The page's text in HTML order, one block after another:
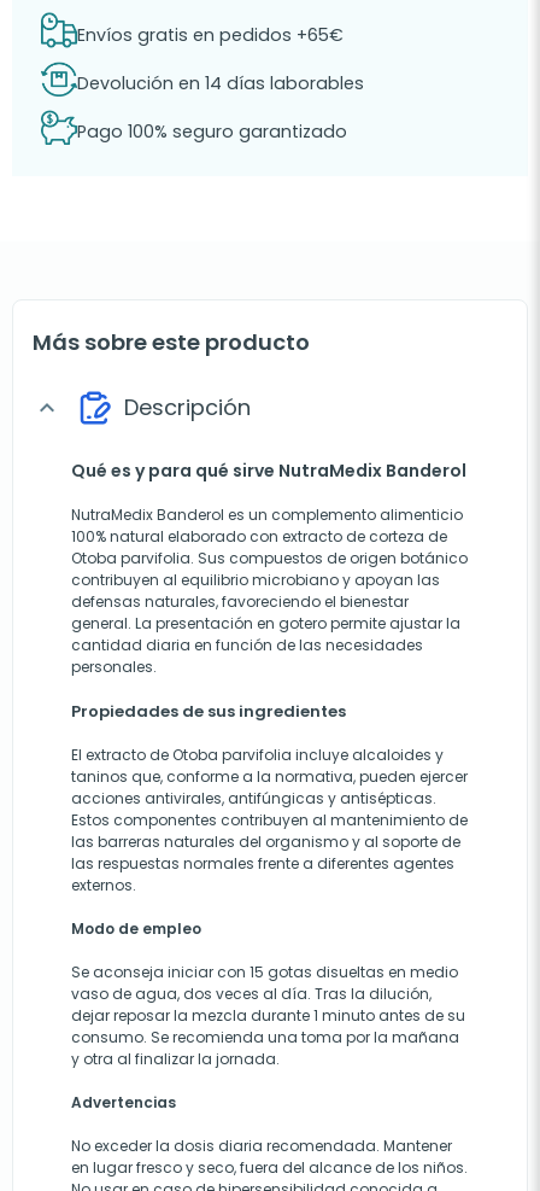
Envíos gratis en pedidos +65€
Devolución en 14 días laborables
Pago 100% seguro garantizado
Más sobre este producto
expand_more Descripción
Qué es y para qué sirve NutraMedix Banderol
NutraMedix Banderol es un complemento alimenticio
100% natural elaborado con extracto de corteza de
Otoba parvifolia. Sus compuestos de origen botánico
contribuyen al equilibrio microbiano y apoyan las
defensas naturales, favoreciendo el bienestar
general. La presentación en gotero permite ajustar la
cantidad diaria en función de las necesidades
personales.
Propiedades de sus ingredientes
El extracto de Otoba parvifolia incluye alcaloides y
taninos que, conforme a la normativa, pueden ejercer
acciones antivirales, antifúngicas y antisépticas.
Estos componentes contribuyen al mantenimiento de
las barreras naturales del organismo y al soporte de
las respuestas normales frente a diferentes agentes
externos.
Modo de empleo
Se aconseja iniciar con 15 gotas disueltas en medio
vaso de agua, dos veces al día. Tras la dilución,
dejar reposar la mezcla durante 1 minuto antes de su
consumo. Se recomienda una toma por la mañana
y otra al finalizar la jornada.
Advertencias
No exceder la dosis diaria recomendada. Mantener
en lugar fresco y seco, fuera del alcance de los niños.